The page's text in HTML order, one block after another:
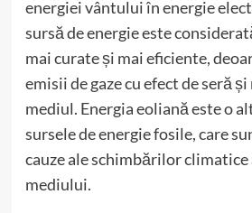
energiei vântului în energie
sursă de energie este
mai curate și mai eficiente,
emisii de gaze cu efect de seră
mediul. Energia eoliană este o
sursele de energie fosile, care
cauze ale schimbărilor
mediului.